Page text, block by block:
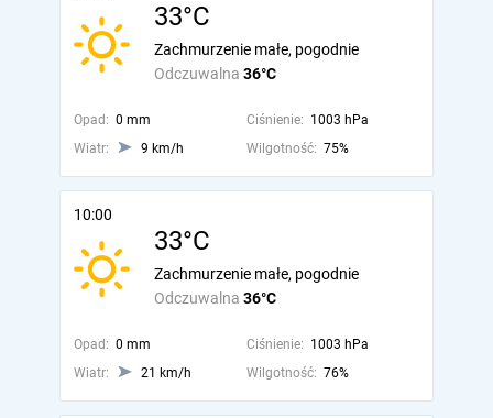
33°C
Odczuwalna 36°C
Zachmurzenie małe, pogodnie
Opad: 0 mm Ciśnienie: 1003 hPa
Wiatr:
9 km/h Wilgotność: 75%
10:00
33°C
Odczuwalna 36°C
Zachmurzenie małe, pogodnie
Opad: 0 mm Ciśnienie: 1003 hPa
Wiatr:
21 km/h Wilgotność: 76%